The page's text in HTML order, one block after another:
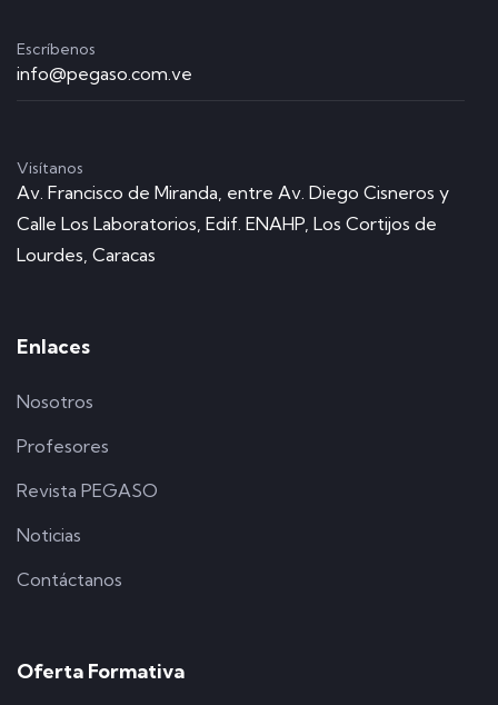
Escríbenos
info@pegaso.com.ve
Visítanos
Av. Francisco de Miranda, entre Av. Diego Cisneros y
Calle Los Laboratorios, Edif. ENAHP, Los Cortijos de
Lourdes, Caracas
Enlaces
Nosotros
Profesores
Revista PEGASO
Noticias
Contáctanos
Oferta Formativa